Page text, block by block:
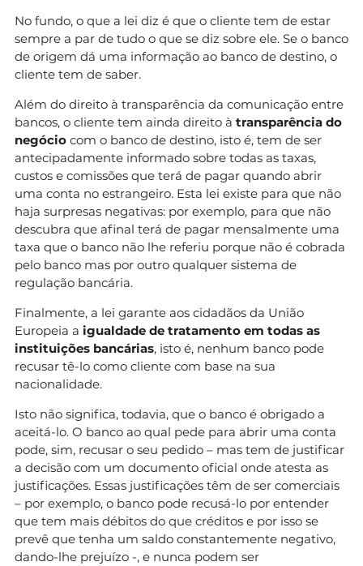
No fundo, o que a lei diz é que o cliente tem de estar
sempre a par de tudo o que se diz sobre ele. Se o banco
de origem dá uma informação ao banco de destino, o
cliente tem de saber.
Além do direito à transparência da comunicação entre
bancos, o cliente tem ainda direito à transparência do
negócio com o banco de destino, isto é, tem de ser
antecipadamente informado sobre todas as taxas,
custos e comissões que terá de pagar quando abrir
uma conta no estrangeiro. Esta lei existe para que não
haja surpresas negativas: por exemplo, para que não
descubra que afinal terá de pagar mensalmente uma
taxa que o banco não lhe referiu porque não é cobrada
pelo banco mas por outro qualquer sistema de
regulação bancária.
Finalmente, a lei garante aos cidadãos da União
Europeia a igualdade de tratamento em todas as
instituições bancárias, isto é, nenhum banco pode
recusar tê-lo como cliente com base na sua
nacionalidade.
Isto não significa, todavia, que o banco é obrigado a
aceitá-lo. O banco ao qual pede para abrir uma conta
pode, sim, recusar o seu pedido – mas tem de justificar
a decisão com um documento oficial onde atesta as
justificações. Essas justificações têm de ser comerciais
– por exemplo, o banco pode recusá-lo por entender
que tem mais débitos do que créditos e por isso se
prevê que tenha um saldo constantemente negativo,
dando-lhe prejuízo -, e nunca podem ser